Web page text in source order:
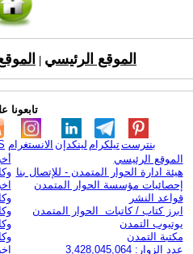
الموقع الرئيسي
تابعونا
الانستغرام لينكدإن تيلكرامبنترست
الموقع الرئيسي
هيئة ادارة الحوار المتمدن - للإتصال بنا
إحصائيات مؤسسة الحوار المتمدن
قواعد النشر
ابرز كتاب / كاتبات الحوار المتمدن
يوتيوب التمدن
مكتبة التمدن
عدد الزوار: 3,428,045,064